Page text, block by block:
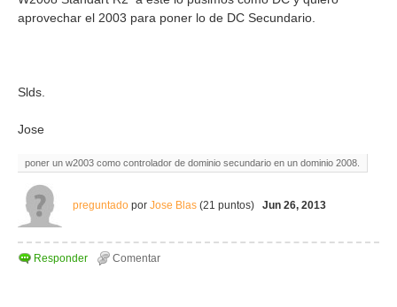
aprovechar el 2003 para poner lo de DC Secundario.
Slds.
Jose
poner un w2003 como controlador de dominio secundario en un dominio 2008.
preguntado por Jose Blas (21 puntos) Jun 26, 2013